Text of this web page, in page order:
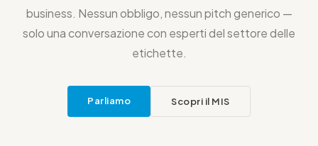
business. Nessun obbligo, nessun pitch generico —
solo una conversazione con esperti del settore delle
etichette.
Parliamo Scopri il MIS